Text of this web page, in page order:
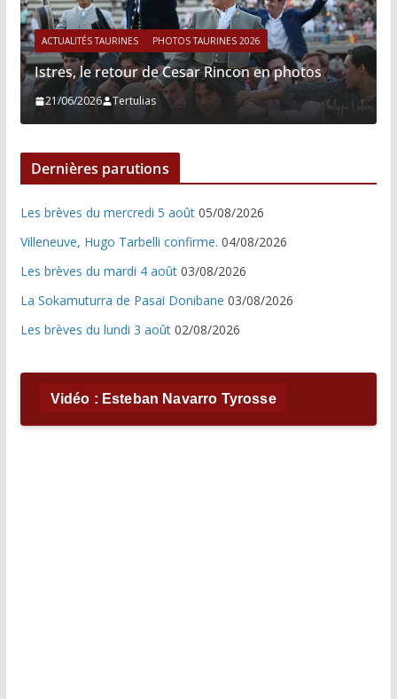
ACTUALITÉS TAURINES PHOTOS TAURINES 2026
Istres, le retour de Cesar Rincon en photos
21/06/2026 Tertulias
Dernières parutions
Les brèves du mercredi 5 août 05/08/2026
Villeneuve, Hugo Tarbelli confirme. 04/08/2026
Les brèves du mardi 4 août 03/08/2026
La Sokamuturra de Pasai Donibane 03/08/2026
Les brèves du lundi 3 août 02/08/2026
Vidéo : Esteban Navarro Tyrosse